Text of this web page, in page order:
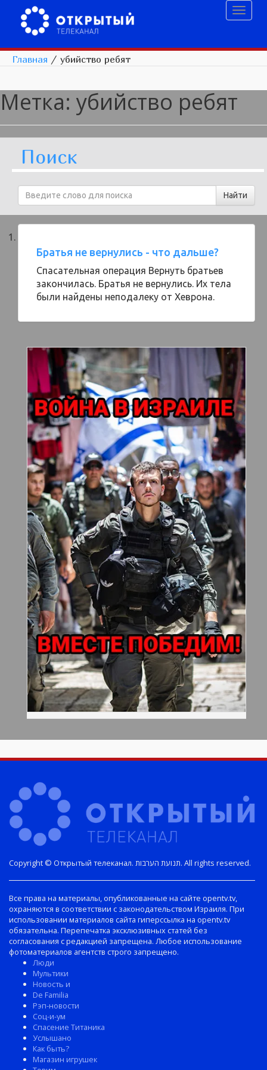
Главная / убийство ребят
Метка: убийство ребят
Поиск
Братья не вернулись - что дальше?
Спасательная операция Вернуть братьев
закончилась. Братья не вернулись. Их тела
были найдены неподалеку от Хеврона.
Copyright © Открытый телеканал. תנועת הערבות. All rights reserved.
Все права на материалы, опубликованные на сайте opentv.tv,
охраняются в соответствии с законодательством Израиля. При
использовании материалов сайта гиперссылка на opentv.tv
обязательна. Перепечатка эксклюзивных статей без
согласования с редакцией запрещена. Любое использование
фотоматериалов агентств строго запрещено.
Люди
Мультики
Новость и
De Familia
Рэп-новости
Соц-и-ум
Спасение Титаника
Услышано
Как быть?
Магазин игрушек